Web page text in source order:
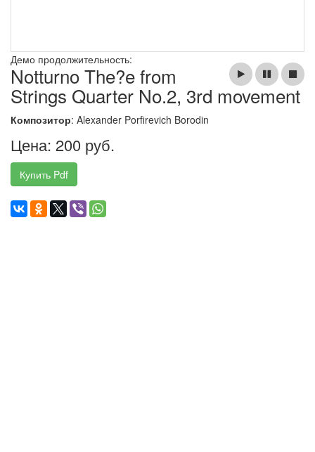
Демо продолжительность:
Notturno The?e from
Strings Quarter No.2, 3rd movement
Композитор: Alexander Porfirevich Borodin
Цена: 200 руб.
Купить Pdf